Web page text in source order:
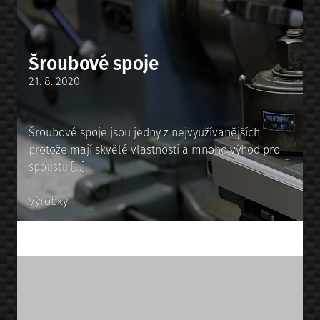
Šroubové spoje
Posted
21. 8. 2020
Šroubové spoje jsou jedny z nejvyužívanějších,
protože mají skvělé vlastnosti a mnoho výhod pro
spoustu […]
Posted
Výrobky